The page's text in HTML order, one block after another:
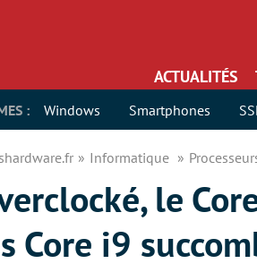
ACTUALITÉS
: Windows Smartphones
Informatique
le
Core i9